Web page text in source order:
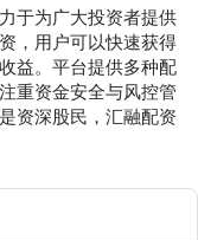
于为广大投资者提供
，用户可以快速获得
益。平台提供多种配
重资金安全与风控管
资深股民，汇融配资